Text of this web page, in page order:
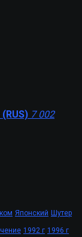
7 002
Японский Шутер
1992 г 1996 г